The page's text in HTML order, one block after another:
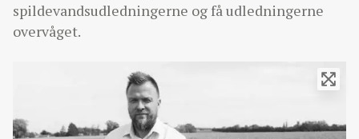
spildevandsudledningerne og få udledningerne
overvåget.